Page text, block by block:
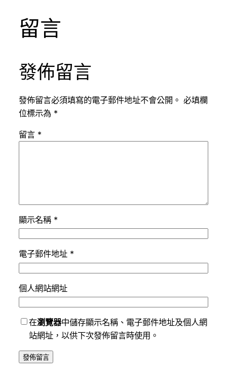
留言
發佈留言
發佈留言必須填寫的電子郵件地址不會公開。 必填欄
位標示為 *
留言 *
顯示名稱 *
電子郵件地址 *
個人網站網址
在瀏覽器中儲存顯示名稱、電子郵件地址及個人網
站網址，以供下次發佈留言時使用。